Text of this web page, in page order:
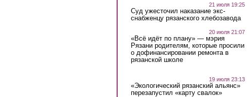
21 июля 19:25
Суд ужесточил наказание экс-
снабженцу рязанского хлебозавода
20 июля 21:07
«Всё идёт по плану» — мэрия
Рязани родителям, которые просили
о дофинансировании ремонта в
рязанской школе
19 июля 23:13
«Экологический рязанский альянс»
перезапустил «карту свалок»